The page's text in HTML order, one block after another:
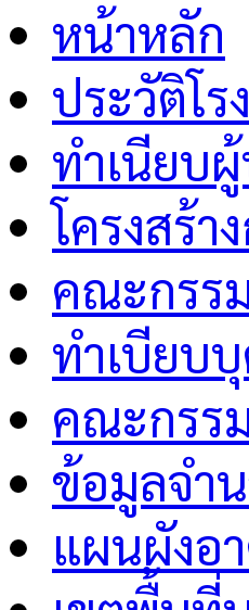
หน้าหลัก
ประวัติโร
ทำเนียบ
โครงสร้า
คณะกรร
ทำเบียบ
คณะกรร
ข้อมูลจำ
แผนผังอ